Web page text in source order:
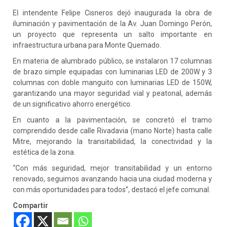
El intendente Felipe Cisneros dejó inaugurada la obra de
iluminación y pavimentación de la Av. Juan Domingo Perón,
un proyecto que representa un salto importante en
infraestructura urbana para Monte Quemado.
En materia de alumbrado público, se instalaron 17 columnas
de brazo simple equipadas con luminarias LED de 200W y 3
columnas con doble manguito con luminarias LED de 150W,
garantizando una mayor seguridad vial y peatonal, además
de un significativo ahorro energético.
En cuanto a la pavimentación, se concretó el tramo
comprendido desde calle Rivadavia (mano Norte) hasta calle
Mitre, mejorando la transitabilidad, la conectividad y la
estética de la zona.
“Con más seguridad, mejor transitabilidad y un entorno
renovado, seguimos avanzando hacia una ciudad moderna y
con más oportunidades para todos”, destacó el jefe comunal.
Compartir